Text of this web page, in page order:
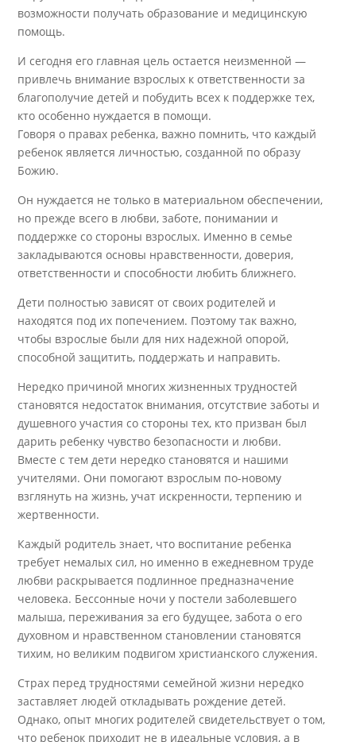
возможности получать образование и медицинскую
помощь.
И сегодня его главная цель остается неизменной —
привлечь внимание взрослых к ответственности за
благополучие детей и побудить всех к поддержке тех,
кто особенно нуждается в помощи.
Говоря о правах ребенка, важно помнить, что каждый
ребенок является личностью, созданной по образу
Божию.
Он нуждается не только в материальном обеспечении,
но прежде всего в любви, заботе, понимании и
поддержке со стороны взрослых. Именно в семье
закладываются основы нравственности, доверия,
ответственности и способности любить ближнего.
Дети полностью зависят от своих родителей и
находятся под их попечением. Поэтому так важно,
чтобы взрослые были для них надежной опорой,
способной защитить, поддержать и направить.
Нередко причиной многих жизненных трудностей
становятся недостаток внимания, отсутствие заботы и
душевного участия со стороны тех, кто призван был
дарить ребенку чувство безопасности и любви.
Вместе с тем дети нередко становятся и нашими
учителями. Они помогают взрослым по-новому
взглянуть на жизнь, учат искренности, терпению и
жертвенности.
Каждый родитель знает, что воспитание ребенка
требует немалых сил, но именно в ежедневном труде
любви раскрывается подлинное предназначение
человека. Бессонные ночи у постели заболевшего
малыша, переживания за его будущее, забота о его
духовном и нравственном становлении становятся
тихим, но великим подвигом христианского служения.
Страх перед трудностями семейной жизни нередко
заставляет людей откладывать рождение детей.
Однако, опыт многих родителей свидетельствует о том,
что ребенок приходит не в идеальные условия, а в